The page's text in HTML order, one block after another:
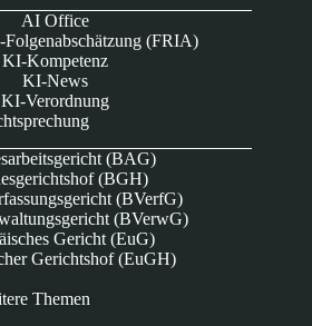
AI Office
Folgenabschätzung (FRIA)
KI-Kompetenz
KI-News
KI-Verordnung
(BAG)
(BGH)
(BVerfG)
(BVerwG)
Gericht (EuG)
Gerichtshof (EuGH)
Themen